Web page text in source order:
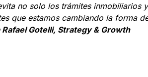
no solo los trámites inmobiliarios y
que estamos cambiando la forma
Rafael Gotelli, Strategy & Growth